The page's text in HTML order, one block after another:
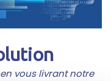
vous livrant notre